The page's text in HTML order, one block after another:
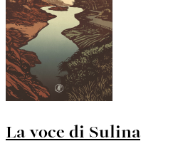
La voce di Sulina